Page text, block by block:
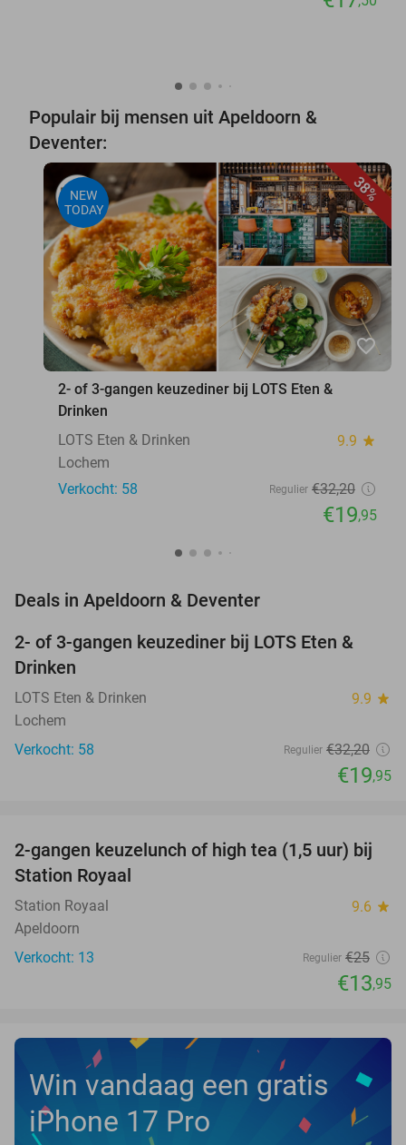
Populair bij mensen uit Apeldoorn &
Deventer:
38%
NEW
TODAY
favorite_border
2- of 3-gangen keuzediner bij LOTS Eten &
Drinken
LOTS Eten & Drinken
9.9 star
Lochem
Verkocht: 58
Regulier €32,20
€19,95
Deals in Apeldoorn & Deventer
38%
TODAY
2- of 3-gangen keuzediner bij LOTS Eten &
Drinken
LOTS Eten & Drinken 9.9 star
Lochem
Verkocht: 58
Regulier €32,20
€19,95
44%
NEW
TODAY
2-gangen keuzelunch of high tea (1,5 uur) bij
Station Royaal
Station Royaal 9.6 star
Apeldoorn
Verkocht: 13
Regulier €25
€13,95
Win vandaag een gratis
iPhone 17 Pro